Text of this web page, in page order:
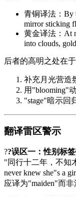
青铜译法：By
mirror sticking
黄金译法：At
into clouds,
后者的高明之处在于
补充月光营造
用"blooming"
"stage"暗示回
翻译雷区警示
??误区一：性别标
"同行十二年，不知
never knew she"s a
应译为"maiden"而